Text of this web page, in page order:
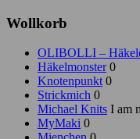
Wollkorb
OLIBOLLI –
Häkelmonster0
Knotenpunkt0
Strickmich 0
Michael Knits I am
MyMaki 0